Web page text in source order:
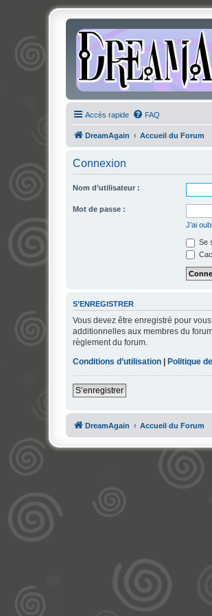
Accès rapide FAQ
DreamAgain Accueil du Forum
Connexion
Nom d’utilisateur :
Mot de passe :
J’ai
Se
S’ENREGISTRER
Vous devez être enregistré pour
additionnelles aux membres du
règlement du forum.
Conditions d’utilisation | Politique
S’enregistrer
DreamAgain Accueil du Forum